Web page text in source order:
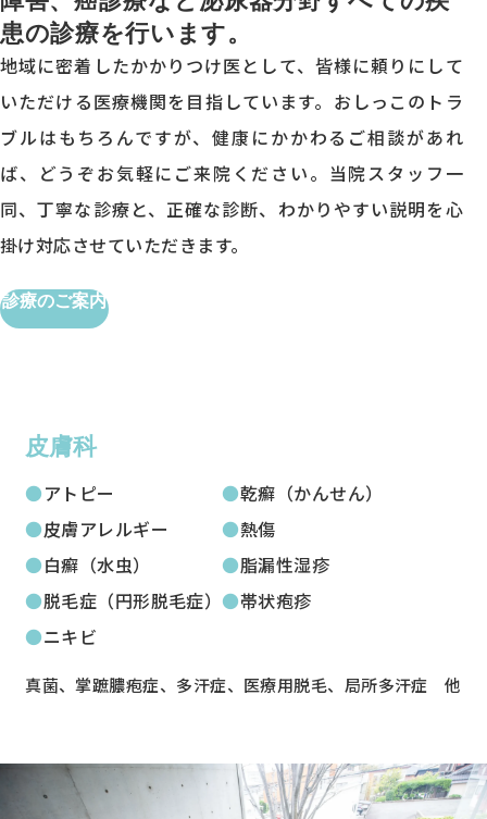
患の診療を行います。
地域に密着したかかりつけ医として、皆様に頼りにして
いただける医療機関を目指しています。おしっこのトラ
ブルはもちろんですが、健康にかかわるご相談があれ
ば、どうぞお気軽にご来院ください。当院スタッフ一
同、丁寧な診療と、正確な診断、わかりやすい説明を心
掛け対応させていただきます。
診療のご案内
皮膚科
アトピー
皮膚アレルギー
白癬（水虫）
脱毛症（円形脱毛症）
ニキビ
乾癬（かんせん）
熱傷
脂漏性湿疹
帯状疱疹
真菌、掌蹠膿疱症、多汗症、医療用脱毛、局所多汗症 他